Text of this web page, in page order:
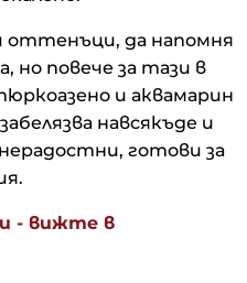
оттенъци, да напомня
но повече за тази в
и аквамарин
навсякъде и
готови за
- вижте в